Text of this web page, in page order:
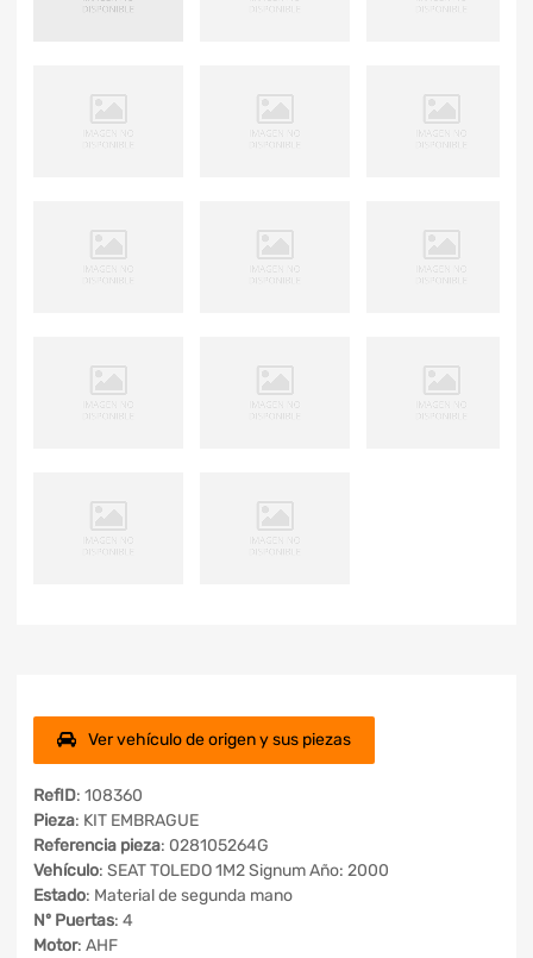
Ver vehículo de origen y sus piezas
RefID: 108360
Pieza: KIT EMBRAGUE
Referencia pieza: 028105264G
Vehículo: SEAT TOLEDO 1M2 Signum Año: 2000
Estado: Material de segunda mano
Nº Puertas: 4
Motor: AHF